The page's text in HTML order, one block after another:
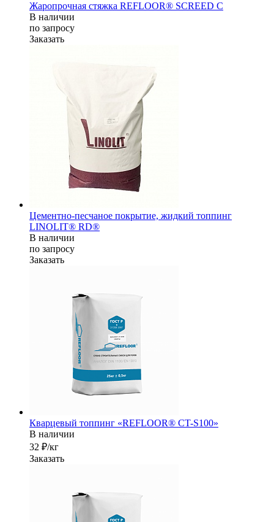
Жаропрочная стяжка REFLOOR® SCREED C
В наличии
по запросу
Заказать
Цементно-песчаное покрытие, жидкий топпинг
LINOLIT® RD®
В наличии
по запросу
Заказать
Кварцевый топпинг «REFLOOR® CT-S100»
В наличии
32 ₽/кг
Заказать